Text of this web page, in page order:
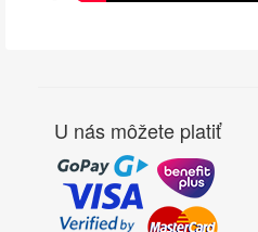
U nás môžete platiť